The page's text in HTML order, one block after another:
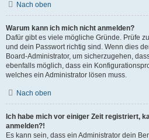
Nach oben
Warum kann ich mich nicht anmelden?
Dafür gibt es viele mögliche Gründe. Prüfe
und dein Passwort richtig sind. Wenn dies
Board-Administrator, um sicherzugehen,
ebenfalls möglich, dass ein
welches ein Administrator lösen muss.
Nach oben
Ich habe mich vor einiger Zeit registriert,
anmelden?!
Es kann sein, dass ein Administrator dein